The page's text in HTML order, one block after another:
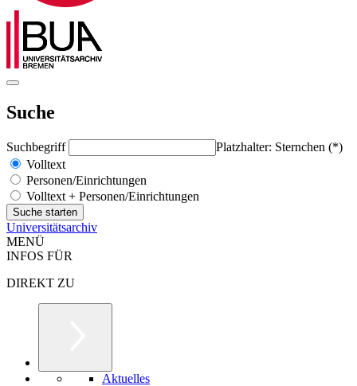
Suche
Suchbegriff
Platzhalter: Sternchen (*)
Volltext
Personen/Einrichtungen
Volltext + Personen/Einrichtungen
Universitätsarchiv
MENÜ
INFOS FÜR
DIREKT ZU
Aktuelles